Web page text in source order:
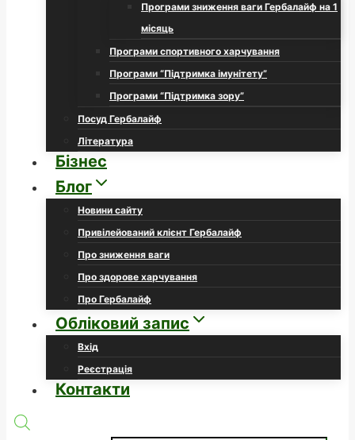
Програми зниження ваги Гербалайф на 1
місяць
Програми спортивного харчування
Програми “Підтримка імунітету”
Програми “Підтримка зору”
Посуд Гербалайф
Література
Бізнес
Блог
Новини сайту
Привілейований клієнт Гербалайф
Про зниження ваги
Про здорове харчування
Про Гербалайф
Обліковий запис
Вхід
Реєстрація
Контакти